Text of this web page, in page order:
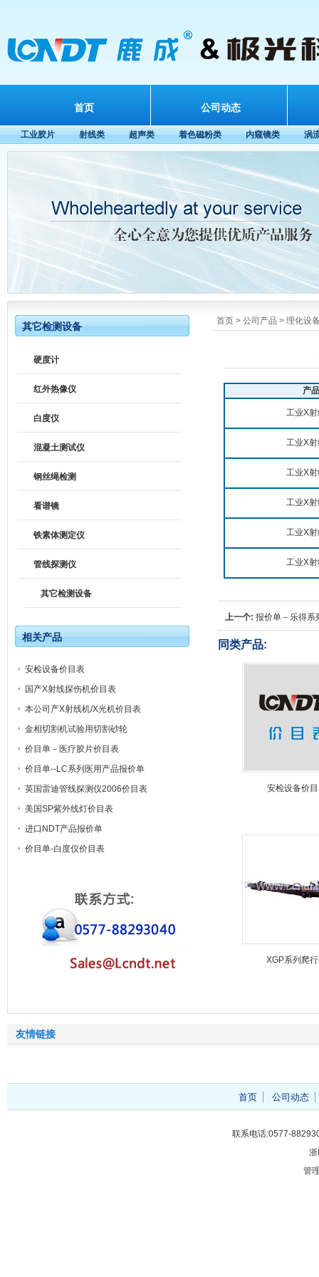
首页 公司动态
工业胶片 射线类 超声类 着色磁粉类 内窥镜类 涡
首页 > 公司产品 > 理化设
产
工业X
工业X
工业X
工业X
工业X
工业X
上一个: 报价单－乐得系
同类产品:
安检设备价
XGP系列爬
其它检测设备
硬度计
红外热像仪
白度仪
混凝土测试仪
钢丝绳检测
看谱镜
铁素体测定仪
管线探测仪
其它检测设备
相关产品
安检设备价目表
国产X射线探伤机价目表
本公司产X射线机/X光机价目表
金相切割机试验用切割砂轮
价目单－医疗胶片价目表
价目单--LC系列医用产品报价单
英国雷迪管线探测仪2006价目表
美国SP紫外线灯价目表
进口NDT产品报价单
价目单-白度仪价目表
友情链接
首页 公司动态
联系电话:0577-
管